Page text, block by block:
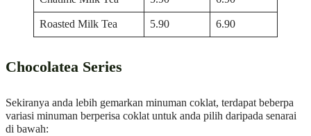
Roasted Milk Tea
5.90 6.90
Chocolatea Series
Sekiranya anda lebih gemarkan minuman coklat, terdapat beberpa
variasi minuman berperisa coklat untuk anda pilih daripada senarai
di bawah: